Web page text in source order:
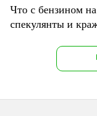
Что с бензином
спекулянты и